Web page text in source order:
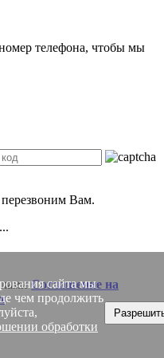
телефона, чтобы мы
Вам.
Соглашение на
сайта мы
чем продолжить
обработки